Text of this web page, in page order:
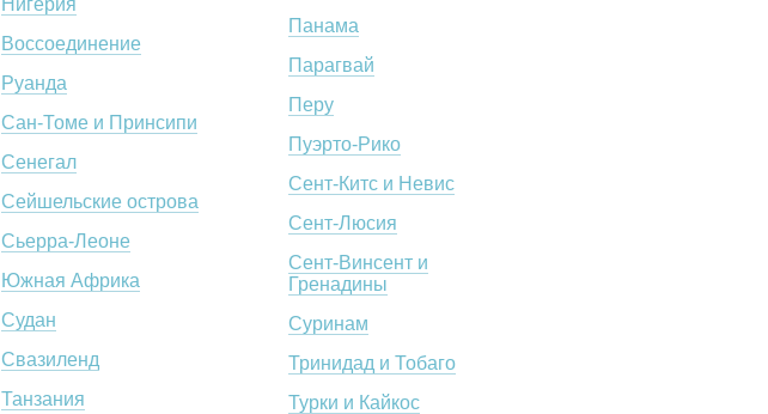
Нигерия
Воссоединение
Руанда
Сан-Томе и Принсипи
Сенегал
Сейшельские острова
Сьерра-Леоне
Южная Африка
Судан
Свазиленд
Танзания
Панама
Парагвай
Перу
Пуэрто-Рико
Сент-Китс и Невис
Сент-Люсия
Сент-Винсент и
Гренадины
Суринам
Тринидад и Тобаго
Турки и Кайкос